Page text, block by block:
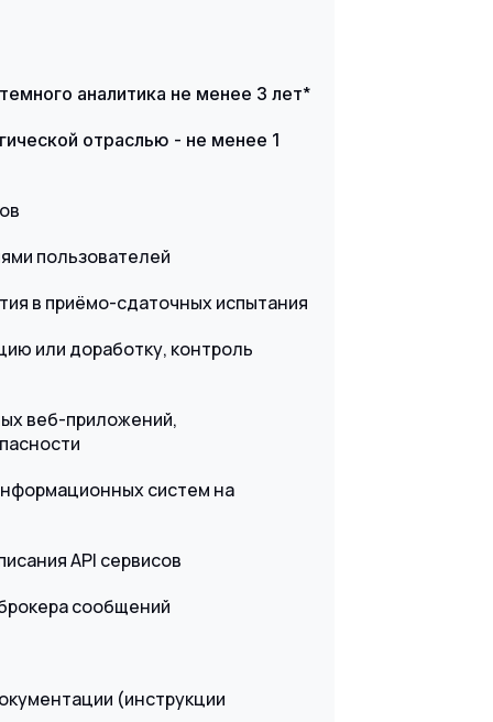
аналитика не менее 3 лет*
отраслью - не менее 1
пользователей
в приёмо-сдаточных испытания
или доработку, контроль
веб-приложений,
систем на
API сервисов
сообщений
(инструкции